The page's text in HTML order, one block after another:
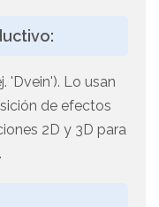
'Dvein'). Lo usan
de efectos
2D y 3D para